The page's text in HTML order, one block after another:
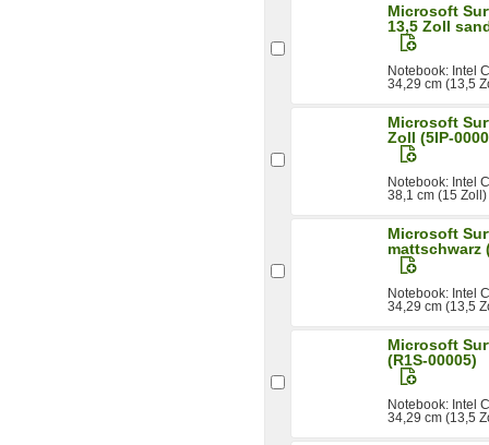
Microsoft
13,5 Zoll
Notebook: Intel
34,29 cm (13,5
Microsoft
Zoll (5IP-
Notebook: Intel
38,1 cm (15
Microsoft
mattschwarz
Notebook: Intel
34,29 cm (13,5
Microsoft
(R1S-00005)
Notebook: Intel
34,29 cm (13,5